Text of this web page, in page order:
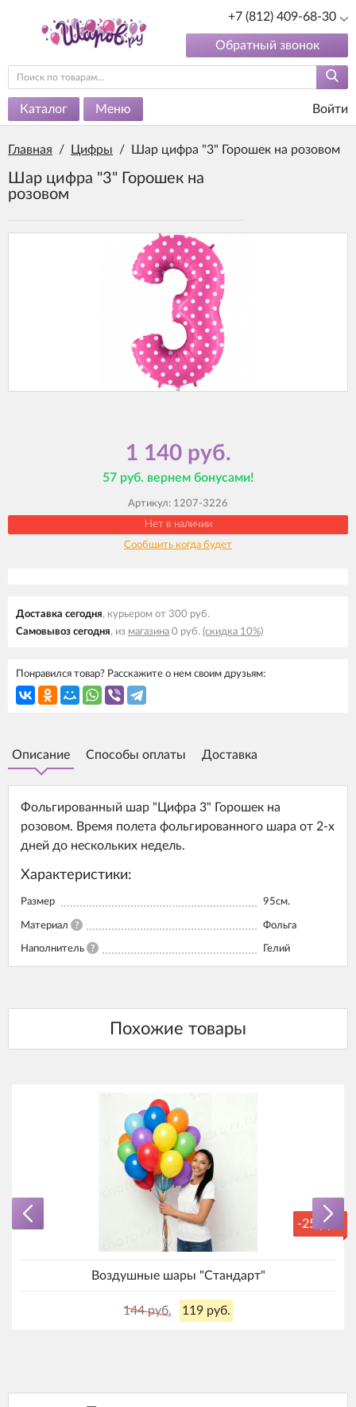
+7 (812) 409-68-30
Обратный звонок
Каталог Меню Войти
Главная / Цифры / Шар цифра "3" Горошек на розовом
Шар цифра "3" Горошек на
розовом
1 140 руб.
57 руб. вернем бонусами!
Артикул: 1207-3226
Нет в наличии
Сообщить когда будет
Доставка cегодня, курьером от 300 руб.
Самовывоз cегодня, из магазина 0 руб. (скидка 10%)
Понравился товар? Расскажите о нем своим друзьям:
Описание Способы оплаты Доставка
Фольгированный шар "Цифра 3" Горошек на
розовом. Время полета фольгированного шара от 2-х
дней до нескольких недель.
Характеристики:
Размер 95см.
Материал ? Фольга
Наполнитель ? Гелий
-25 руб.
Воздушные шары "Стандарт"
144 руб. 119 руб.